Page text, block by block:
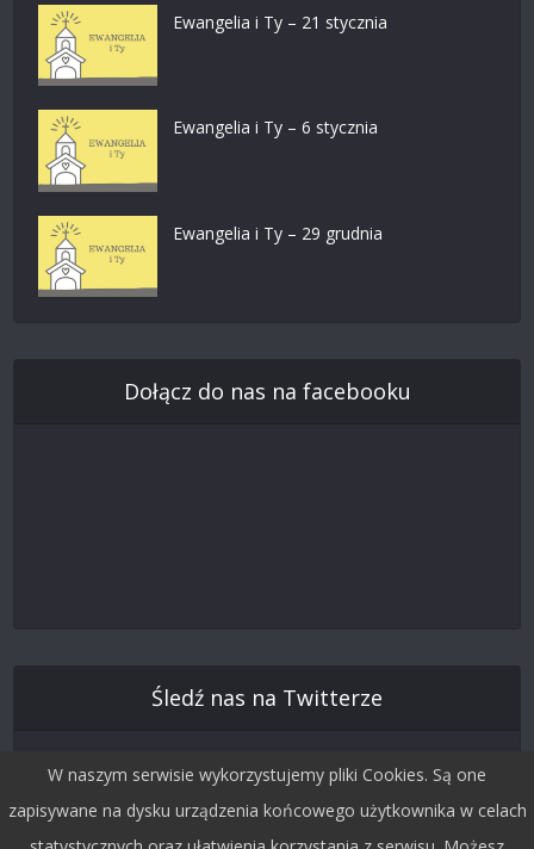
Ewangelia i Ty – 21 stycznia
Ewangelia i Ty – 6 stycznia
Ewangelia i Ty – 29 grudnia
Dołącz do nas na facebooku
Śledź nas na Twitterze
W naszym serwisie wykorzystujemy pliki Cookies. Są one
zapisywane na dysku urządzenia końcowego użytkownika w celach